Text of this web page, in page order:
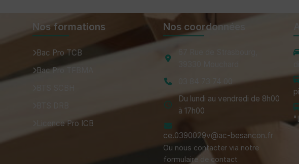
Nos formations
Bac Pro TCB
Bac Pro TFBMA
Licence Pro ICB
Nos coordonnées
Du lundi au vendredi de 8h00
à 17h00
ce.0390029v@ac-besancon.fr
Ou nous contacter via notre
formulaire de contact